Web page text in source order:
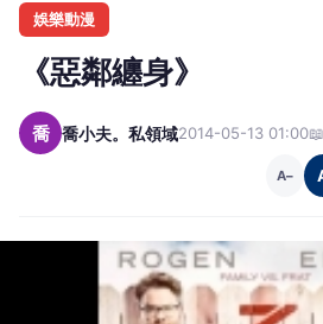
娛樂動漫
《惡鄰纏身》
喬 喬小夫。私領域2014-05-13 01:00
A−